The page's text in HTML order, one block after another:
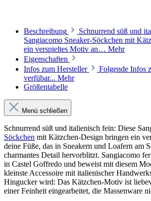
Beschreibung
Schnurrend süß und
Sangiacomo Sneaker-Söckchen mit
ein verspieltes Motiv an… Mehr
Eigenschaften
Infos zum Hersteller
Folgende Infos
verfübar... Mehr
Größentabelle
Menü schließen
Schnurrend süß und italienisch fein: Diese
Söckchen mit Kätzchen-Design bringen ein
deine Füße, das in Sneakern und Loafern am
charmantes Detail hervorblitzt. Sangiacomo
in Castel Goffredo und beweist mit diesem
kleinste Accessoire mit italienischer
Hingucker wird: Das Kätzchen-Motiv ist
einer Feinheit eingearbeitet, die Massenware